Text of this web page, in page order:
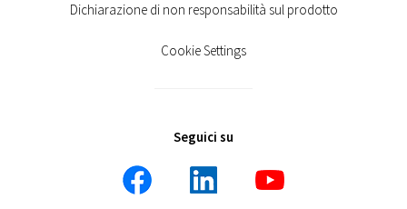
Dichiarazione di non responsabilità sul prodotto
Cookie Settings
Seguici su